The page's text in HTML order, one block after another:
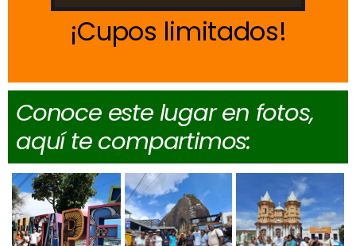
Cupos limitados
Conoce este lugar en fotos,
aquí te compartimos: